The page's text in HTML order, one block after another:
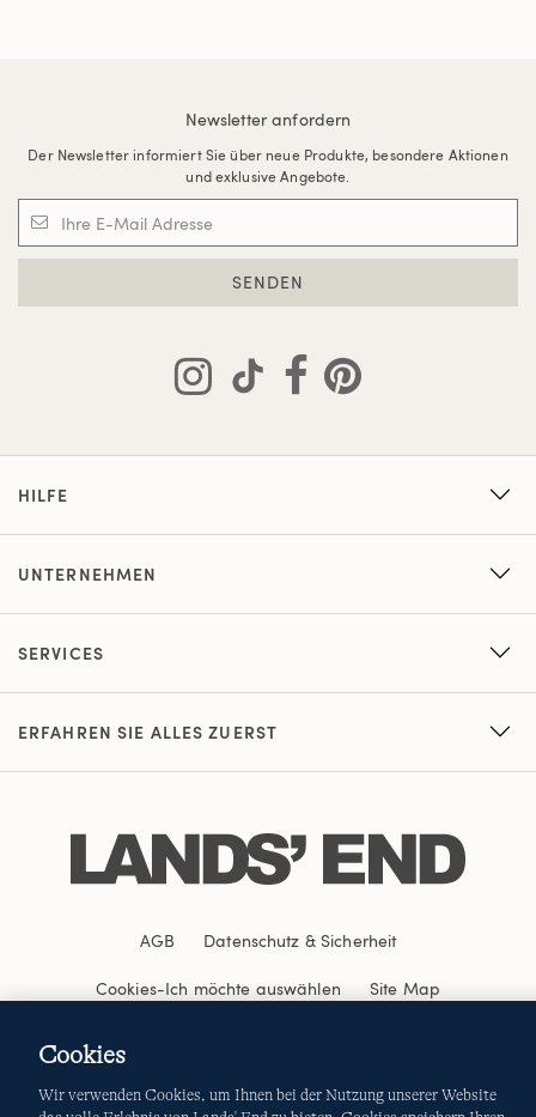
Newsletter anfordern
Der Newsletter informiert Sie über neue Produkte, besondere Aktionen
und exklusive Angebote.
SENDEN
HILFE
UNTERNEHMEN
SERVICES
ERFAHREN SIE ALLES ZUERST
AGB Datenschutz & Sicherheit
Cookies-Ich möchte auswählen Site Map
Diese Website ist durch reCAPTCHA geschützt. Es gelten die
Cookies
Wir verwenden Cookies, um Ihnen bei der Nutzung unserer Website